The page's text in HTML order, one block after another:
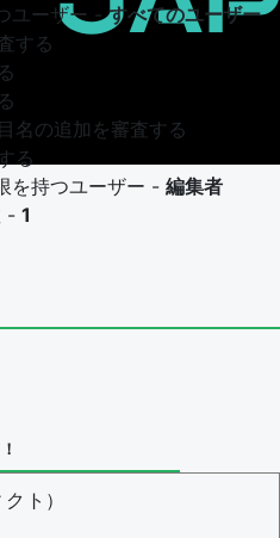
ユーザー -すべてのユーザー
する
名の追加を審査する
る
を持つユーザー - 編集者
- 1
ユーザー -
を持つユーザー -
ユーザー -
を持つユーザー -
ト）